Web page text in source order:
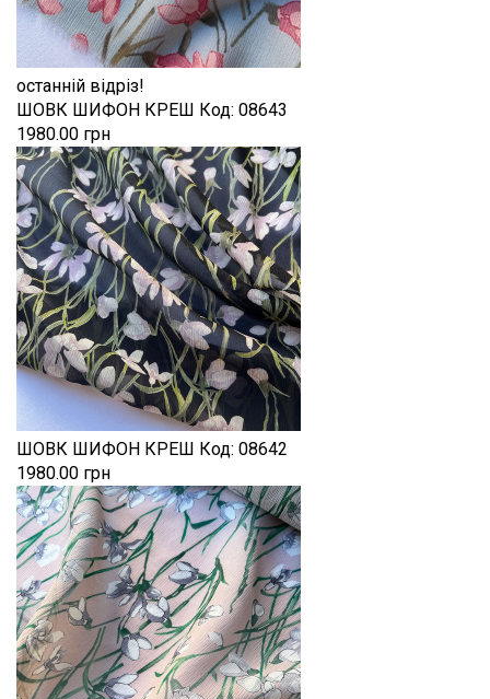
останній відріз!
ШОВК ШИФОН КРЕШ Код: 08643
1980.00 грн
ШОВК ШИФОН КРЕШ Код: 08642
1980.00 грн